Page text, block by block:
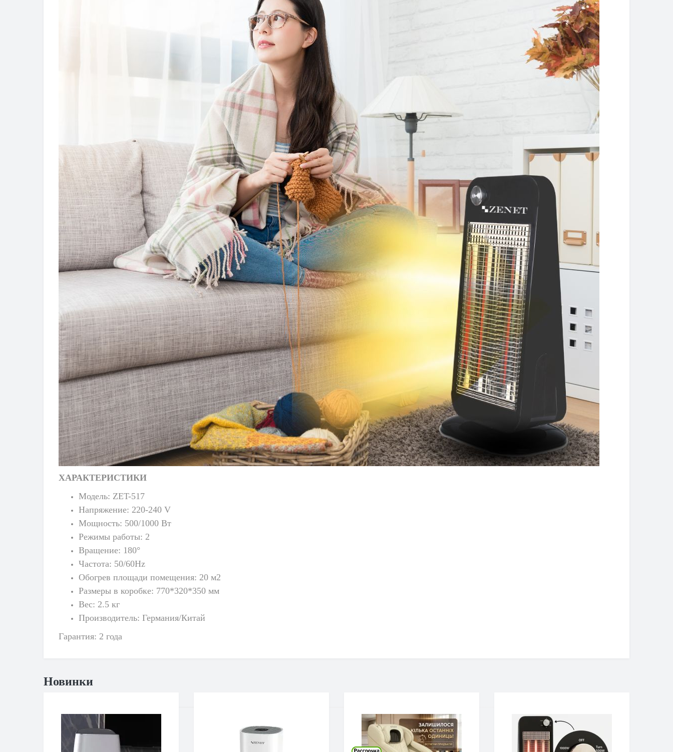
ХАРАКТЕРИСТИКИ
Модель: ZET-517
Напряжение: 220-240 V
Мощность: 500/1000 Вт
Режимы работы: 2
Вращение: 180°
Частота: 50/60Hz
Обогрев площади помещения: 20 м2
Размеры в коробке: 770*320*350 мм
Вес: 2.5 кг
Производитель: Германия/Китай
Гарантия: 2 года
Новинки